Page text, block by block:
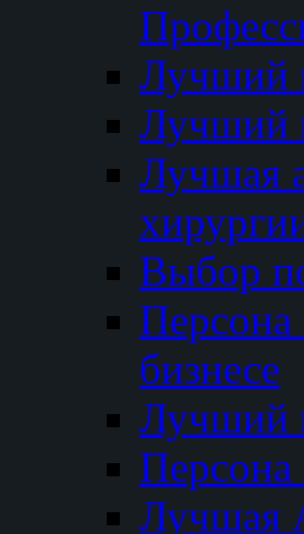
Лучший
Лучший
Лучшая
Выбор
бизнесе
Лучший
Лучшая